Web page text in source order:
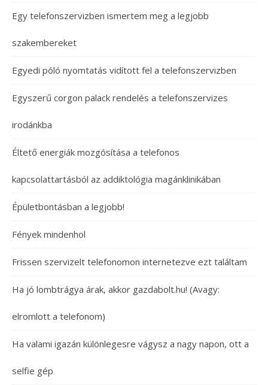
Egy telefonszervizben ismertem meg a legjobb
szakembereket
Egyedi póló nyomtatás vidított fel a telefonszervizben
Egyszerű corgon palack rendelés a telefonszervizes
irodánkba
Éltető energiák mozgósítása a telefonos
kapcsolattartásból az addiktológia magánklinikában
Épületbontásban a legjobb!
Fények mindenhol
Frissen szervizelt telefonomon internetezve ezt találtam
Ha jó lombtrágya árak, akkor gazdabolt.hu! (Avagy:
elromlott a telefonom)
Ha valami igazán különlegesre vágysz a nagy napon, ott a
selfie gép